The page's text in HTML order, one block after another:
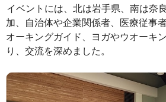
イベントには、北は岩手県、南は奈
加、自治体や企業関係者、医療従事
オーキングガイド、ヨガやウオーキ
り、交流を深めました。ㅤㅤ